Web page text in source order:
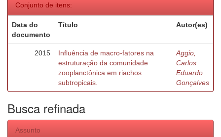
Conjunto de itens:
Data do
documento
Título Autor(es)
2015
Influência de macro-fatores na
estruturação da comunidade
zooplanctônica em riachos
subtropicais.
Aggio,
Carlos
Eduardo
Gonçalves
Busca refinada
Assunto